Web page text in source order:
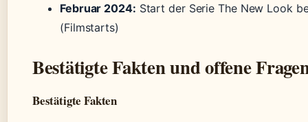
Februar 2024: Start der Serie The New Look
(Filmstarts)
Bestätigte Fakten und offene
Bestätigte Fakten